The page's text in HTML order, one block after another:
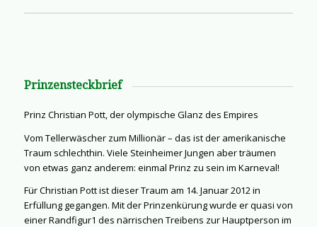
Prinzensteckbrief
Prinz Christian Pott, der olympische Glanz des Empires
Vom Tellerwäscher zum Millionär – das ist der amerikanische
Traum schlechthin. Viele Steinheimer Jungen aber träumen
von etwas ganz anderem: einmal Prinz zu sein im Karneval!
Für Christian Pott ist dieser Traum am 14. Januar 2012 in
Erfüllung gegangen. Mit der Prinzenkürung wurde er quasi von
einer Randfigur1 des närrischen Treibens zur Hauptperson im